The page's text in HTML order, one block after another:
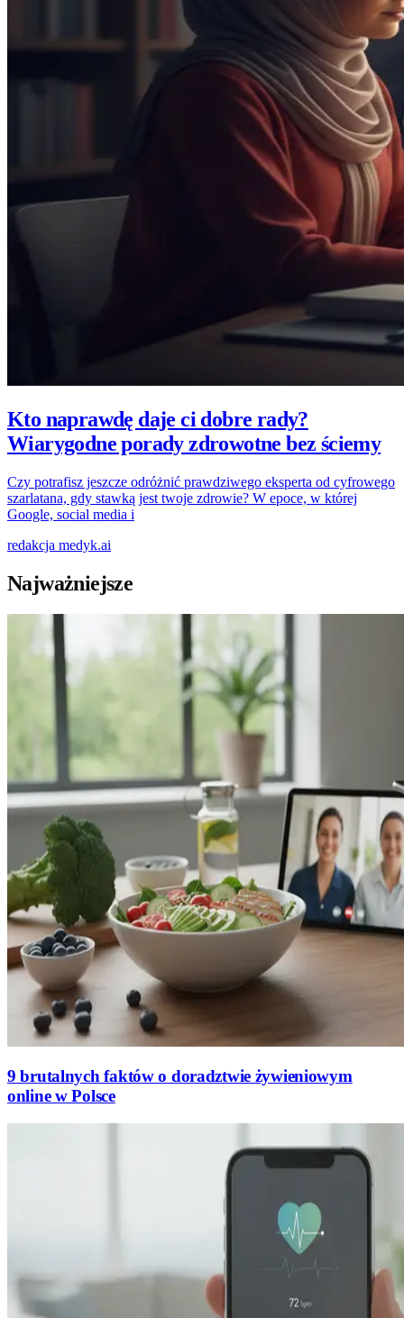
Kto naprawdę daje ci dobre rady?
Wiarygodne porady zdrowotne bez ściemy
Czy potrafisz jeszcze odróżnić prawdziwego eksperta od cyfrowego
szarlatana, gdy stawką jest twoje zdrowie? W epoce, w której
Google, social media i
redakcja medyk.ai
Najważniejsze
9 brutalnych faktów o doradztwie żywieniowym
online w Polsce